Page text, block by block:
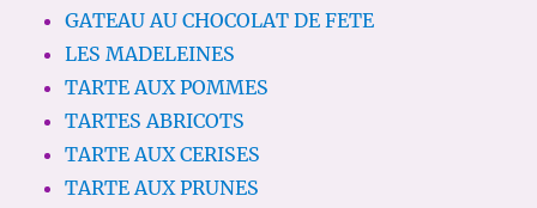
GATEAU AU CHOCOLAT DE FETE
LES MADELEINES
TARTE AUX POMMES
TARTES ABRICOTS
TARTE AUX CERISES
TARTE AUX PRUNES